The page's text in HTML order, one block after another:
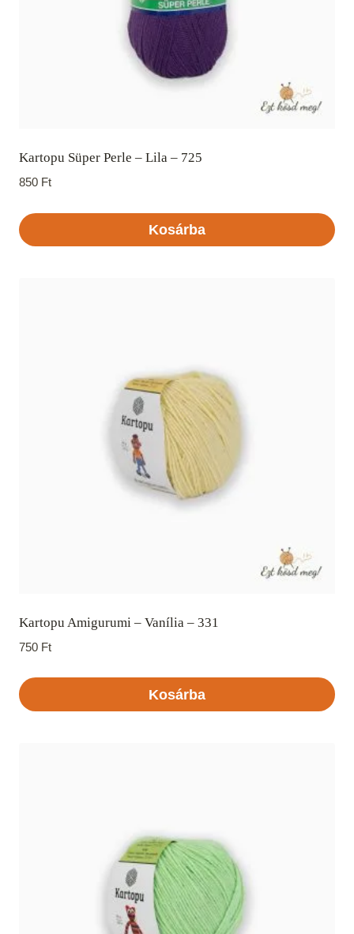
Kartopu Süper Perle – Lila – 725
850 Ft
Kosárba
Kartopu Amigurumi – Vanília – 331
750 Ft
Kosárba